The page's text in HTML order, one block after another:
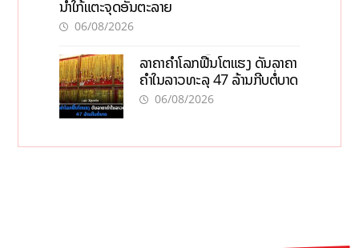
ນໍ້າໃກ້ແຕະຈຸດອັນຕະລາຍ
06/08/2026
ລາຄາຄຳໂລກຟື້ນໂຕແຮງ ດັນລາຄາ
ຄຳໃນລາວທະລຸ 47 ລ້ານກີບຕໍ່ບາດ
06/08/2026